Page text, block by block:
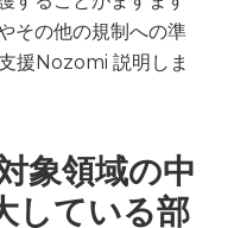
その他の規制への準
援Nozomi 説明しま
象領域の中
している部